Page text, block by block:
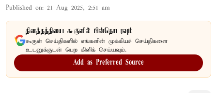
Published on: 21 Aug 2025, 2:51 am
தினத்தந்தியை கூகுளில் பின்தொடரவும்
கூகுள் செய்திகளில் எங்களின் முக்கியச் செய்திகளை
உடனுக்குடன் பெற கிளிக் செய்யவும்.
Add as Preferred Source